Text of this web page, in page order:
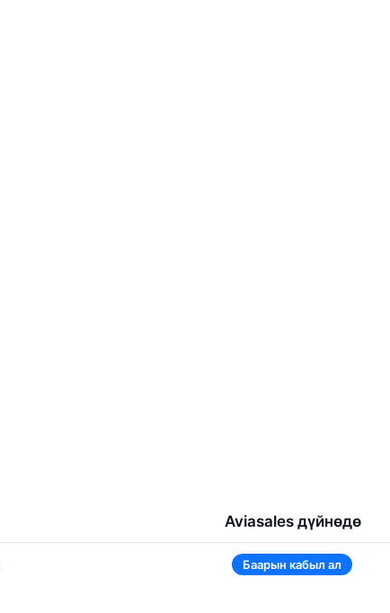
Aviasales дүйнөдө
Беларусь
Орусия
Баарын кабыл ал